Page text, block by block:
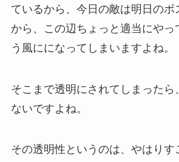
ているから、今日の敵は明日のボ
から、この辺ちょっと適当にやっ
う風にになってしまいますよね。
そこまで透明にされてしまったら
ないですよね。
その透明性というのは、やはりす